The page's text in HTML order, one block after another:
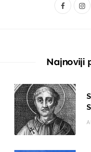
F
o
o
k
I
t
r
a
Najnoviji